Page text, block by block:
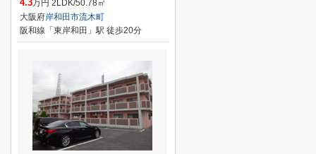
4.3万円 2LDK/50.78㎡
大阪府岸和田市流木町
阪和線「東岸和田」駅 徒歩20分